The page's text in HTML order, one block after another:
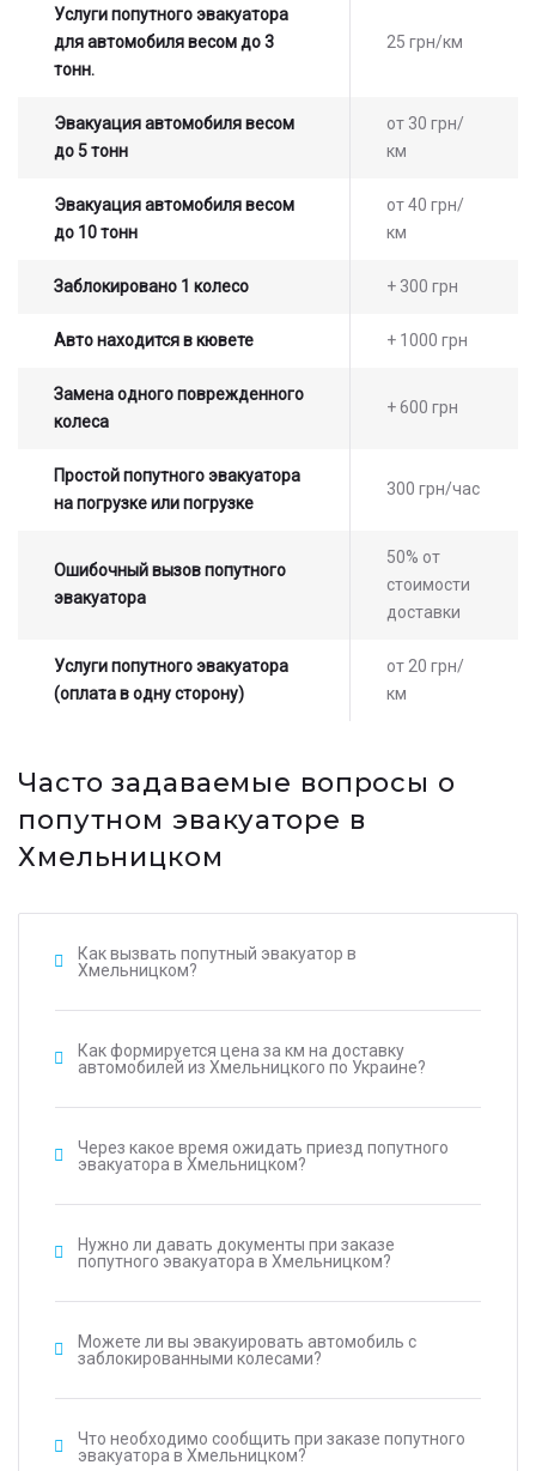
Услуги попутного эвакуатора
для автомобиля весом до 3
тонн.
25 грн/км
Эвакуация автомобиля весом
до 5 тонн
от 30 грн/
км
Эвакуация автомобиля весом
до 10 тонн
от 40 грн/
км
Заблокировано 1 колесо + 300 грн
Авто находится в кювете + 1000 грн
Замена одного поврежденного
колеса
+ 600 грн
Простой попутного эвакуатора
на погрузке или погрузке
300 грн/час
Ошибочный вызов попутного
эвакуатора
50% от
стоимости
доставки
Услуги попутного эвакуатора
(оплата в одну сторону)
от 20 грн/
км
Часто задаваемые вопросы о
попутном эвакуаторе в
Хмельницком
Как вызвать попутный эвакуатор в
Хмельницком?
Как формируется цена за км на доставку
автомобилей из Хмельницкого по Украине?
Через какое время ожидать приезд попутного
эвакуатора в Хмельницком?
Нужно ли давать документы при заказе
попутного эвакуатора в Хмельницком?
Можете ли вы эвакуировать автомобиль с
заблокированными колесами?
Что необходимо сообщить при заказе попутного
эвакуатора в Хмельницком?